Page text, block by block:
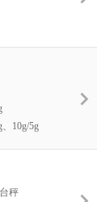
10g/5g
秤